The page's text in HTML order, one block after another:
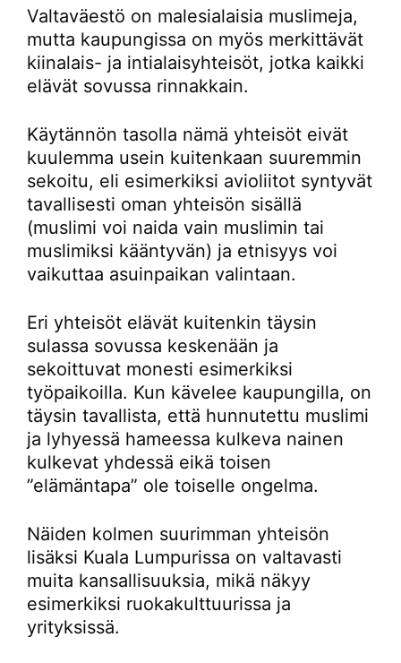
Valtaväestö on malesialaisia muslimeja,
mutta kaupungissa on myös merkittävät
kiinalais- ja intialaisyhteisöt, jotka kaikki
elävät sovussa rinnakkain.
Käytännön tasolla nämä yhteisöt eivät
kuulemma usein kuitenkaan suuremmin
sekoitu, eli esimerkiksi avioliitot syntyvät
tavallisesti oman yhteisön sisällä
(muslimi voi naida vain muslimin tai
muslimiksi kääntyvän) ja etnisyys voi
vaikuttaa asuinpaikan valintaan.
Eri yhteisöt elävät kuitenkin täysin
sulassa sovussa keskenään ja
sekoittuvat monesti esimerkiksi
työpaikoilla. Kun kävelee kaupungilla, on
täysin tavallista, että hunnutettu muslimi
ja lyhyessä hameessa kulkeva nainen
kulkevat yhdessä eikä toisen
”elämäntapa” ole toiselle ongelma.
Näiden kolmen suurimman yhteisön
lisäksi Kuala Lumpurissa on valtavasti
muita kansallisuuksia, mikä näkyy
esimerkiksi ruokakulttuurissa ja
yrityksissä.